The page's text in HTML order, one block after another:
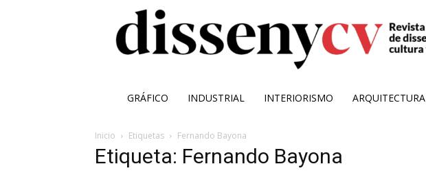
GRÁFICO INDUSTRIAL INTERIORISMO ARQUITECTURA
Inicio Etiquetas Fernando Bayona
Etiqueta: Fernando Bayona